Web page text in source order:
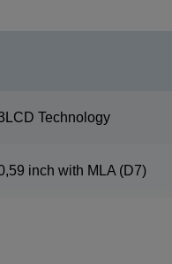
Technology
inch with MLA (D7)